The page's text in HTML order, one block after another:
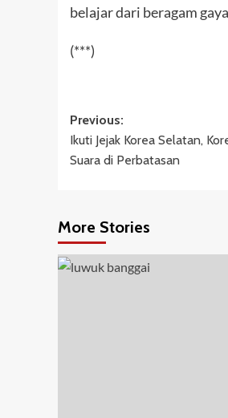
belajar dari beragam
(***)
Post
navigation
Previous:
Ikuti Jejak Korea Selatan,
Suara di Perbatasan
More Stories